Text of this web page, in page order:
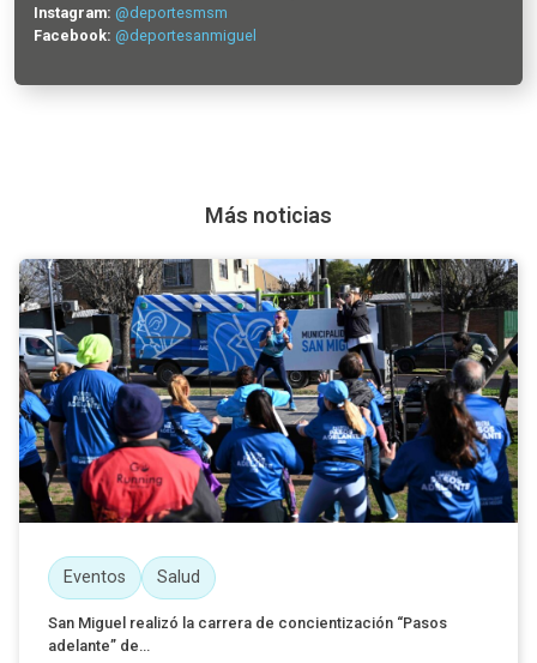
Instagram: @deportesmsm
Facebook: @deportesanmiguel
Más noticias
Eventos Salud
San Miguel realizó la carrera de concientización “Pasos
adelante” de...